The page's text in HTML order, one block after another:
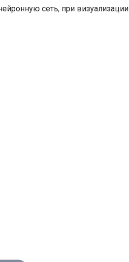
сеть, при визуализации